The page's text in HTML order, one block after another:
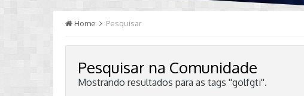
Home Pesquisar
Pesquisar na Comunidade
Mostrando resultados para as tags ''golfgti''.